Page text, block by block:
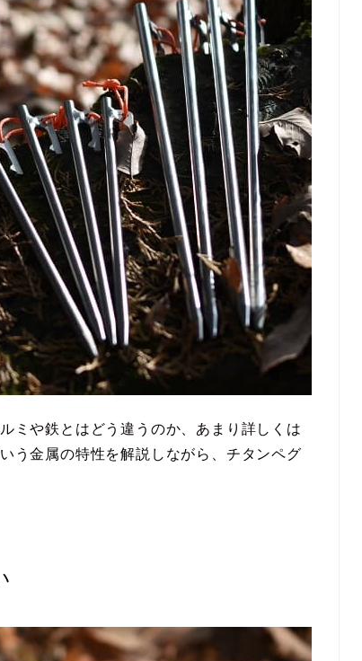
ミや鉄とはどう違うのか、あまり詳しくは
う金属の特性を解説しながら、チタンペグ